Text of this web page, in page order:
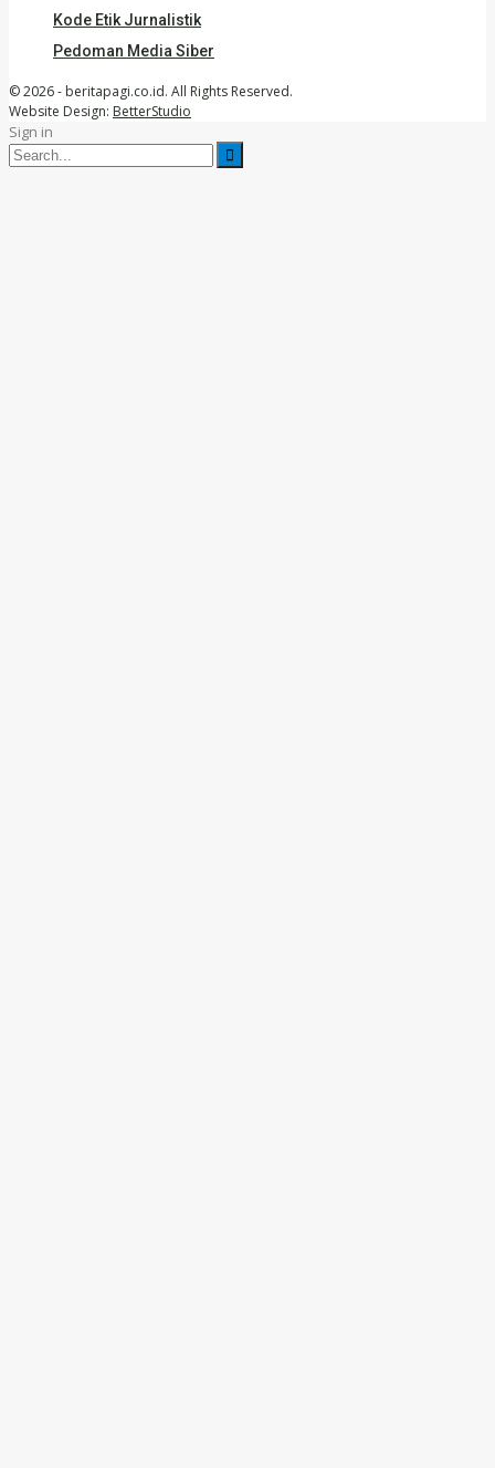
Kode Etik Jurnalistik
Pedoman Media Siber
© 2026 - beritapagi.co.id. All Rights Reserved.
Website Design: BetterStudio
Sign in